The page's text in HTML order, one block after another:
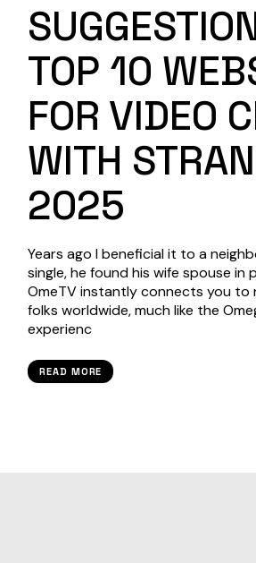
TOP 10
FOR VIDEO
WITH
2025
Years ago I beneficial it to a
single, he found his wife spouse in
OmeTV instantly connects you to
folks worldwide, much like the
experienc
READ MORE